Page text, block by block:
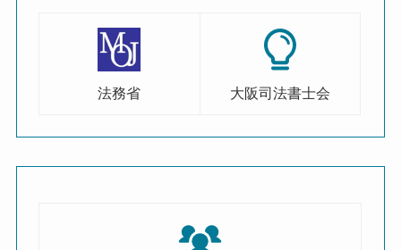
法務省 大阪司法書士会